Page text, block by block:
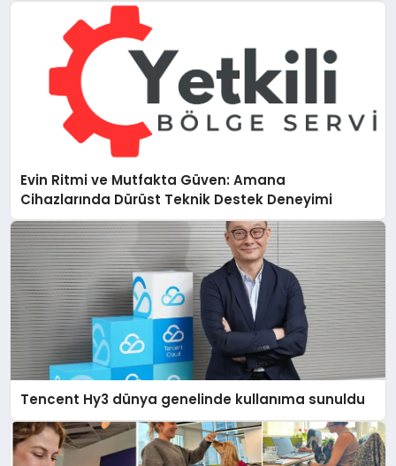
Evin Ritmi ve Mutfakta Güven: Amana
Cihazlarında Dürüst Teknik Destek Deneyimi
Tencent Hy3 dünya genelinde kullanıma sunuldu